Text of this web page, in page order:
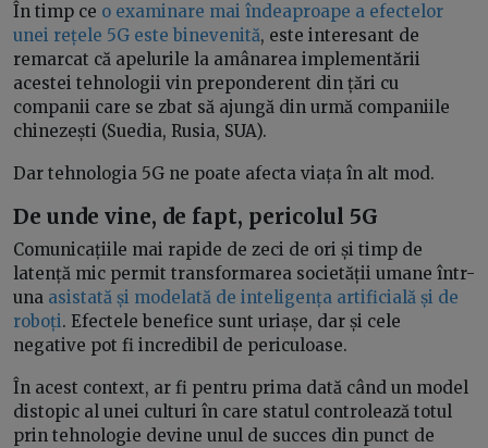
În timp ce o examinare mai îndeaproape a efectelor
unei rețele 5G este binevenită, este interesant de
remarcat că apelurile la amânarea implementării
acestei tehnologii vin preponderent din țări cu
companii care se zbat să ajungă din urmă companiile
chinezești (Suedia, Rusia, SUA).
Dar tehnologia 5G ne poate afecta viața în alt mod.
De unde vine, de fapt, pericolul 5G
Comunicațiile mai rapide de zeci de ori și timp de
latență mic permit transformarea societății umane într-
una asistată și modelată de inteligența artificială și de
roboți. Efectele benefice sunt uriașe, dar și cele
negative pot fi incredibil de periculoase.
În acest context, ar fi pentru prima dată când un model
distopic al unei culturi în care statul controlează totul
prin tehnologie devine unul de succes din punct de